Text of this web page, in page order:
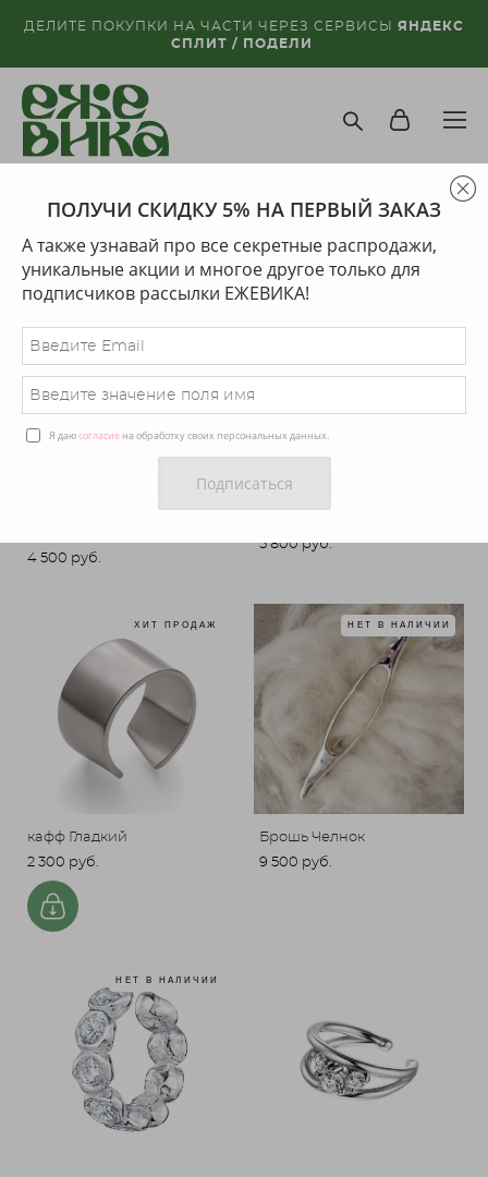
ДЕЛИТЕ ПОКУПКИ НА ЧАСТИ ЧЕРЕЗ СЕРВИСЫ ЯНДЕКС
СПЛИТ / ПОДЕЛИ
магазин > другие украшения
Сортировка: по скидке
4 500 pуб.
5 800 pуб.
ХИТ ПРОДАЖ
кафф Гладкий
2 300 pуб.
НЕТ В НАЛИЧИИ
Брошь Челнок
9 500 pуб.
НЕТ В НАЛИЧИИ
ПОЛУЧИ СКИДКУ 5% НА ПЕРВЫЙ ЗАКАЗ
А также узнавай про все секретные распродажи,
уникальные акции и многое другое только для
подписчиков рассылки ЕЖЕВИКА!
Я даюсогласие на обработку своих персональных данных.